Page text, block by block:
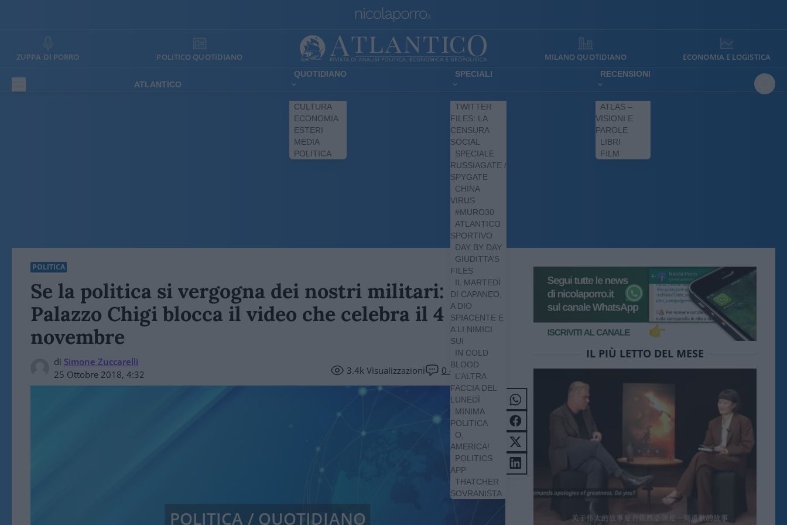
ZUPPA DI PORRO POLITICO QUOTIDIANO MILANO QUOTIDIANO ECONOMIA E LOGISTICA
ATLANTICO
QUOTIDIANO
CULTURA
ECONOMIA
ESTERI
MEDIA
POLITICA
SPECIALI
TWITTER
FILES: LA
CENSURA
SOCIAL
SPECIALE
RUSSIAGATE /
SPYGATE
CHINA
VIRUS
#MURO30
ATLANTICO
SPORTIVO
DAY BY DAY
GIUDITTA’S
FILES
IL MARTEDÌ
DI CAPANEO,
A DIO
SPIACENTE E
A LI NIMICI
SUI
IN COLD
BLOOD
L’ALTRA
FACCIA DEL
LUNEDÌ
MINIMA
POLITICA
O,
AMERICA!
POLITICS
APP
THATCHER
SOVRANISTA
RECENSIONI
ATLAS –
VISIONI E
PAROLE
LIBRI
FILM
POLITICA
Se la politica si vergogna dei nostri militari:
Palazzo Chigi blocca il video che celebra il 4
novembre
di Simone Zuccarelli
25 Ottobre 2018, 4:32
3.4k Visualizzazioni 0 commenti
POLITICA / QUOTIDIANO
IL PIÙ LETTO DEL MESE